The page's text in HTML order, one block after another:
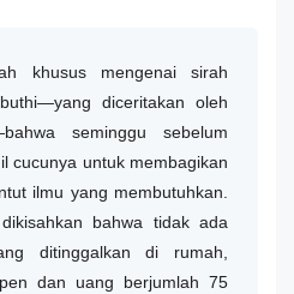
khusus mengenai sirah
diceritakan oleh
seminggu sebelum
cucunya untuk membagikan
ilmu yang membutuhkan.
bahwa tidak ada
ditinggalkan di rumah,
dan uang berjumlah 75